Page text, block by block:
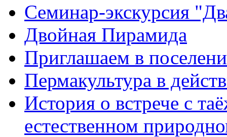
Семинар-экскурсия
Двойная Пирамида
Приглашаем в
Пермакультура в
История о встрече с
естественном